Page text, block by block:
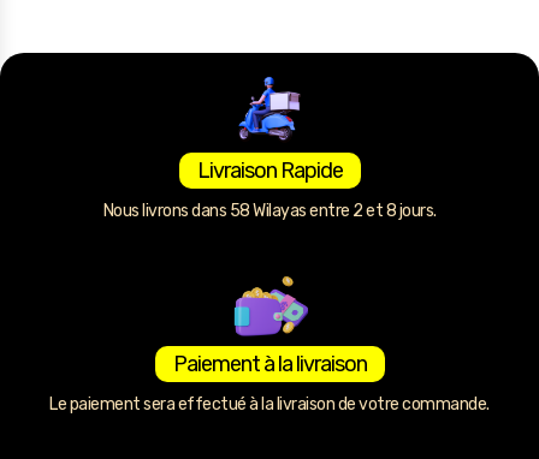
Livraison Rapide
Nous livrons dans 58 Wilayas entre 2 et 8 jours.
Paiement à la livraison
Le paiement sera effectué à la livraison de votre commande.